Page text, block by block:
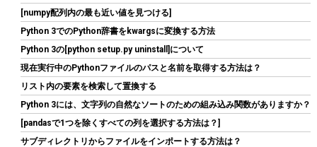
UGREEN 2.5 インチ HDD/SSD ケース 5Gbps 6TB容量 USB3.0
SATA3.0 高速ハードディスクケース | USB A-Micro B/9.5mm以下
まで対応/自動スリープ/UASP 対応/TRIM&S.M.A.R.T.機能を搭載/
インジケーターで状態が一目/工具不要/コンパク
ト/MacOS/Windows//Linux PS4Pro/PS3対応
54231355) GBP 4.62 (2026-08-06 04:03 GMT +09:00 時点 - 詳細は
[numpy配列内の最も近い値を見つける]
Python 3でのPython辞書をkwargsに変換する方法
Python 3の[python setup.py uninstall]について
現在実行中のPythonファイルのパスと名前を取得する方法は？
リスト内の要素を検索して置換する
Python 3には、文字列の自然なソートのための組み込み関数がありますか？
[pandasで1つを除くすべての列を選択する方法は？]
サブディレクトリからファイルをインポートする方法は？